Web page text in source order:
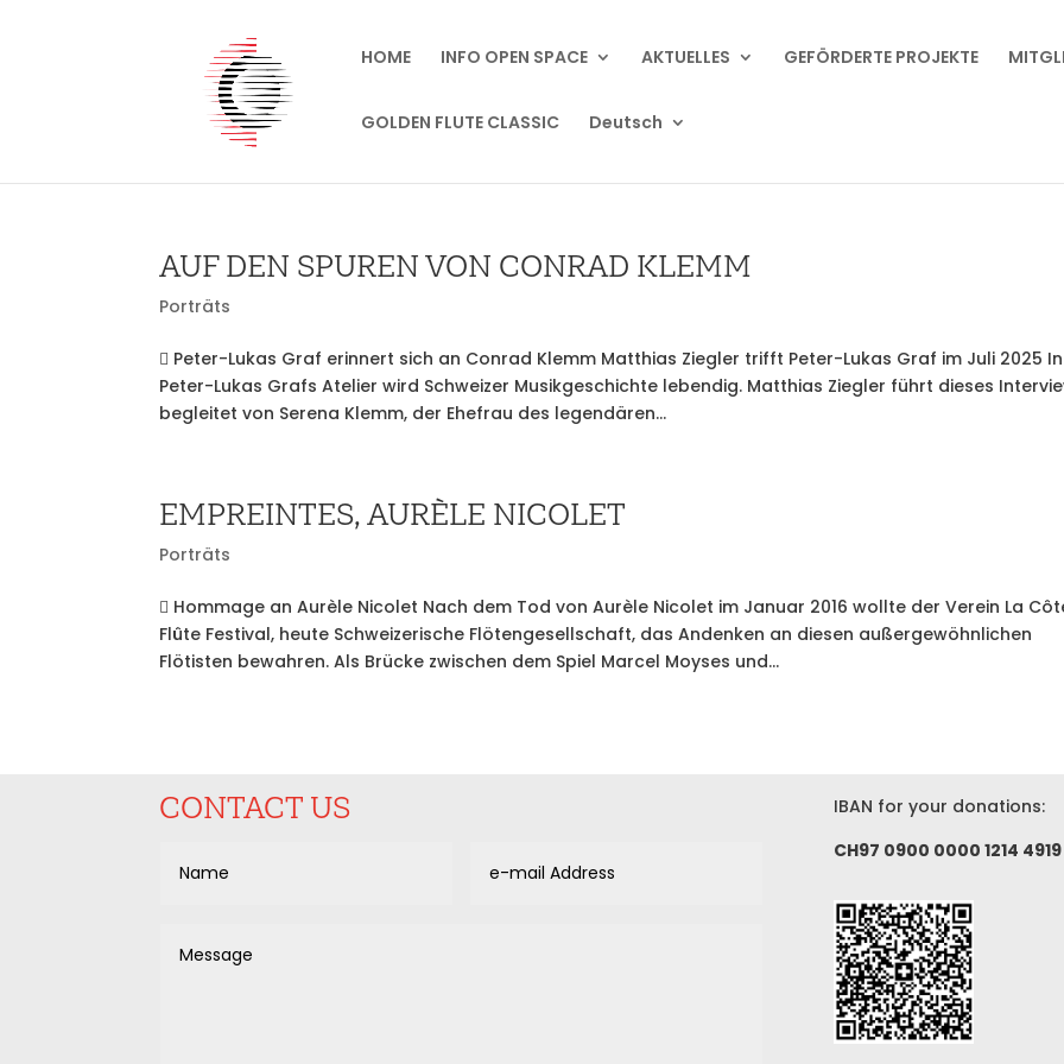
HOME INFO OPEN SPACE AKTUELLES GEFÖRDERTE PROJEKTE
GOLDEN FLUTE CLASSIC Deutsch
AUF DEN SPUREN VON CONRAD KLEMM
Porträts
 Peter-Lukas Graf erinnert sich an Conrad Klemm Matthias Ziegler trifft Peter-Lukas Graf im Juli 2025 In
Peter-Lukas Grafs Atelier wird Schweizer Musikgeschichte lebendig. Matthias Ziegler führt dieses
begleitet von Serena Klemm, der Ehefrau des legendären...
EMPREINTES, AURÈLE NICOLET
Porträts
 Hommage an Aurèle Nicolet Nach dem Tod von Aurèle Nicolet im Januar 2016 wollte der Verein La
Flûte Festival, heute Schweizerische Flötengesellschaft, das Andenken an diesen außergewöhnlichen
Flötisten bewahren. Als Brücke zwischen dem Spiel Marcel Moyses und...
CONTACT US
IBAN for your donations:
CH97 0900 0000 1214